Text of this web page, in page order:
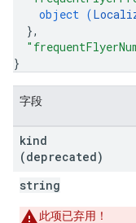
object (
},
}
字段
kind
(deprecated)
string
此项已弃用！